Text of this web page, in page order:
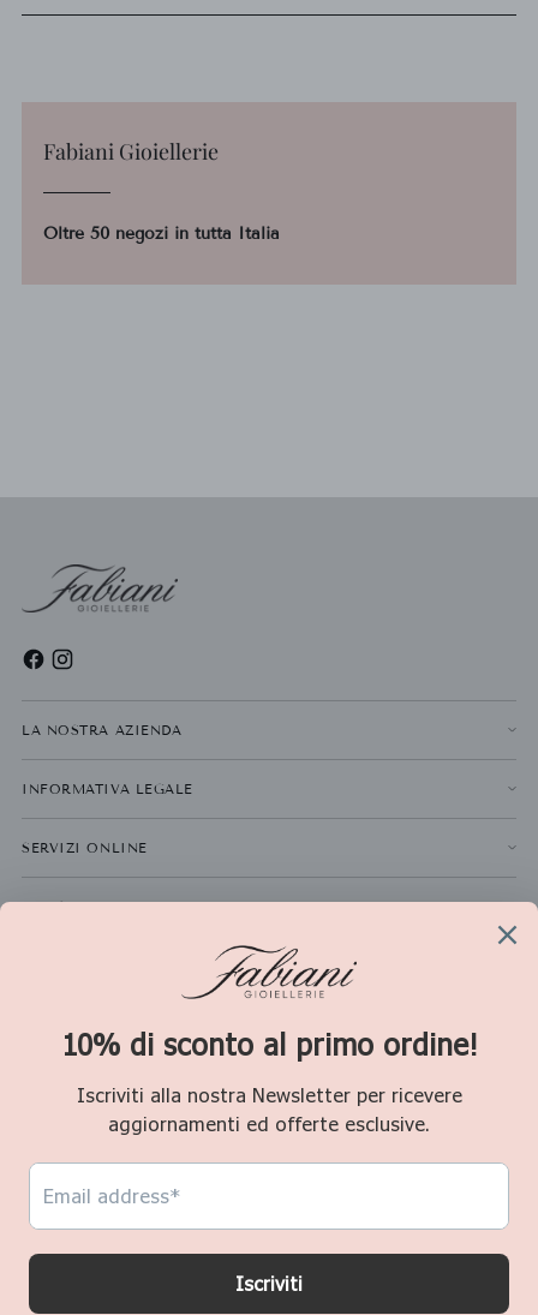
Fabiani Gioiellerie
Oltre 50 negozi in tutta Italia
LA NOSTRA AZIENDA
INFORMATIVA LEGALE
SERVIZI ONLINE
NEWSLETTER
Valuta
Copyright © 2026,Fabiani Gioiellerie
condizioni d'uso e l'informativa sulla privacy.